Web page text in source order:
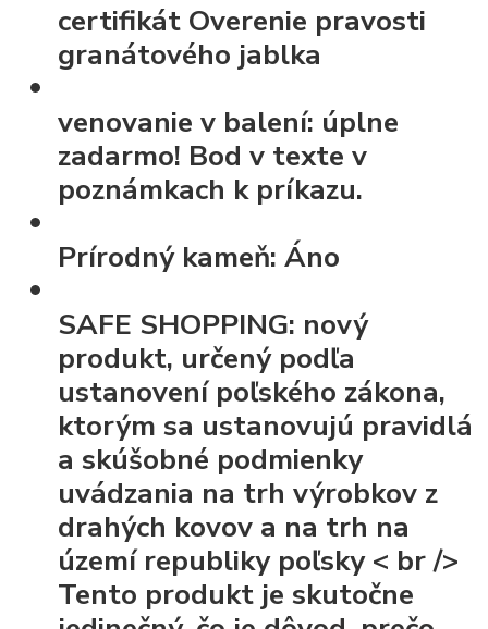
certifikát Overenie pravosti
granátového jablka
venovanie v balení: úplne
zadarmo! Bod v texte v
poznámkach k príkazu.
Prírodný kameň:Áno
SAFE SHOPPING: nový
produkt, určený podľa
ustanovení poľského zákona,
ktorým sa ustanovujú pravidlá
a skúšobné podmienky
uvádzania na trh výrobkov z
drahých kovov a na trh na
území republiky poľsky< br />
Tento produkt je skutočne